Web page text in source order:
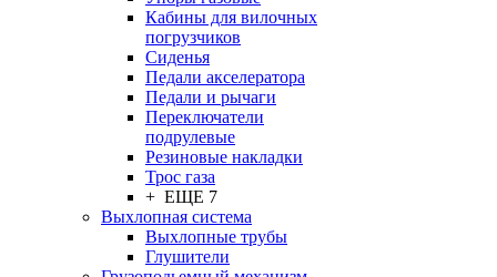
Кабины для вилочных
погрузчиков
Сиденья
Педали акселератора
Педали и рычаги
Переключатели
подрулевые
Резиновые накладки
Трос газа
+ ЕЩЕ 7
Выхлопная система
Выхлопные трубы
Глушители